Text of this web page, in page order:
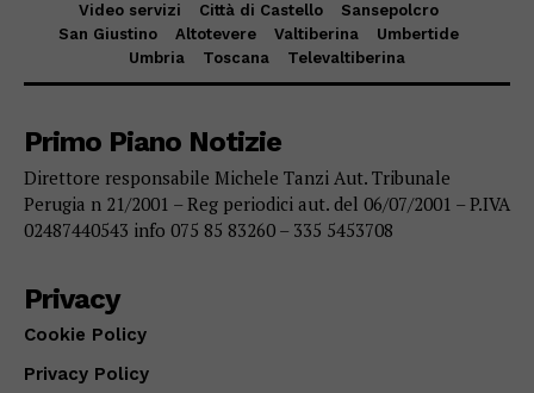
Video servizi Città di Castello
Sansepolcro
San Giustino
Altotevere Valtiberina
Umbertide
Umbria
Toscana Televaltiberina
Primo Piano Notizie
Direttore responsabile Michele Tanzi Aut. Tribunale
Perugia n 21/2001 – Reg periodici aut. del 06/07/2001 – P.IVA
02487440543 info 075 85 83260 – 335 5453708
Privacy
Cookie Policy
Privacy Policy